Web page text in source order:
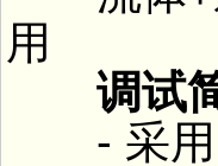
用
调试
- 采用